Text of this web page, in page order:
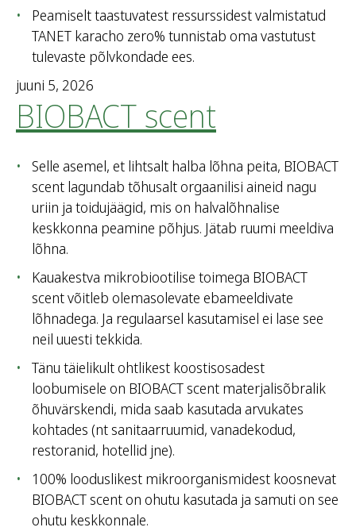
Peamiselt taastuvatest ressurssidest valmistatud
TANET karacho zero% tunnistab oma vastutust
tulevaste põlvkondade ees.
juuni 5, 2026
BIOBACT scent
Selle asemel, et lihtsalt halba lõhna peita, BIOBACT
scent lagundab tõhusalt orgaanilisi aineid nagu
uriin ja toidujäägid, mis on halvalõhnalise
keskkonna peamine põhjus. Jätab ruumi meeldiva
lõhna.
Kauakestva mikrobiootilise toimega BIOBACT
scent võitleb olemasolevate ebameeldivate
lõhnadega. Ja regulaarsel kasutamisel ei lase see
neil uuesti tekkida.
Tänu täielikult ohtlikest koostisosadest
loobumisele on BIOBACT scent materjalisõbralik
õhuvärskendi, mida saab kasutada arvukates
kohtades (nt sanitaarruumid, vanadekodud,
restoranid, hotellid jne).
100% looduslikest mikroorganismidest koosnevat
BIOBACT scent on ohutu kasutada ja samuti on see
ohutu keskkonnale.